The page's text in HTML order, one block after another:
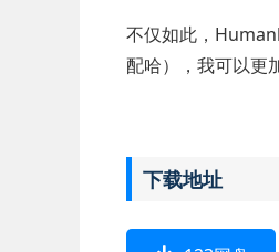
不仅如此，
配哈），我可以更
下载地址